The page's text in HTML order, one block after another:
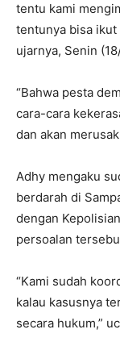
tentu kami
tentunya bisa ikut
ujarnya, Senin
“Bahwa pesta
cara-cara
dan akan
Adhy mengaku
berdarah di
dengan
persoalan
“Kami sudah
kalau kasusnya
secara hukum,”